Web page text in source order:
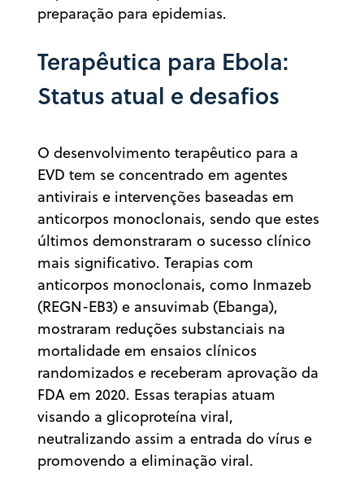
preparação para epidemias.
Terapêutica para Ebola:
Status atual e desafios
O desenvolvimento terapêutico para a
EVD tem se concentrado em agentes
antivirais e intervenções baseadas em
anticorpos monoclonais, sendo que estes
últimos demonstraram o sucesso clínico
mais significativo. Terapias com
anticorpos monoclonais, como Inmazeb
(REGN-EB3) e ansuvimab (Ebanga),
mostraram reduções substanciais na
mortalidade em ensaios clínicos
randomizados e receberam aprovação da
FDA em 2020. Essas terapias atuam
visando a glicoproteína viral,
neutralizando assim a entrada do vírus e
promovendo a eliminação viral.